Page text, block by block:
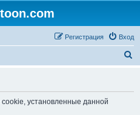
Вход
Регистрация
установленные данной